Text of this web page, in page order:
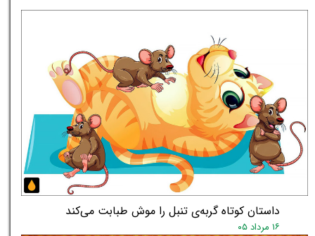
داستان کوتاه گربه‌ی تنبل را موش طبابت می‌کند
۱۶ مرداد ۰۵